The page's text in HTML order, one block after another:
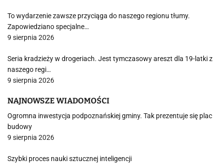
To wydarzenie zawsze przyciąga do naszego regionu tłumy.
Zapowiedziano specjalne…
9 sierpnia 2026
Seria kradzieży w drogeriach. Jest tymczasowy areszt dla 19-latki z
naszego regi…
9 sierpnia 2026
NAJNOWSZE WIADOMOŚCI
Ogromna inwestycja podpoznańskiej gminy. Tak prezentuje się plac
budowy
9 sierpnia 2026
Szybki proces nauki sztucznej inteligencji